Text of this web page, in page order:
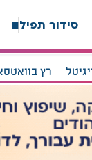
סידור תפילה
רץ